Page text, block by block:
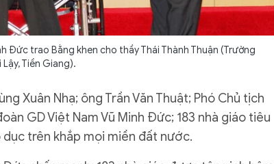
Đức trao Bằng khen cho thầy Thái Thành Thuận (Trường
Lậy, Tiền Giang).
Xuân Nhạ; ông Trần Văn Thuật; Phó Chủ tịch
GD Việt Nam Vũ Minh Đức; 183 nhà giáo tiêu
trên khắp mọi miền đất nước.